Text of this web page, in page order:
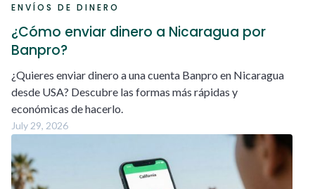
ENVÍOS DE DINERO
¿Cómo enviar dinero a Nicaragua por
Banpro?
¿Quieres enviar dinero a una cuenta Banpro en Nicaragua
desde USA? Descubre las formas más rápidas y
económicas de hacerlo.
July 29, 2026